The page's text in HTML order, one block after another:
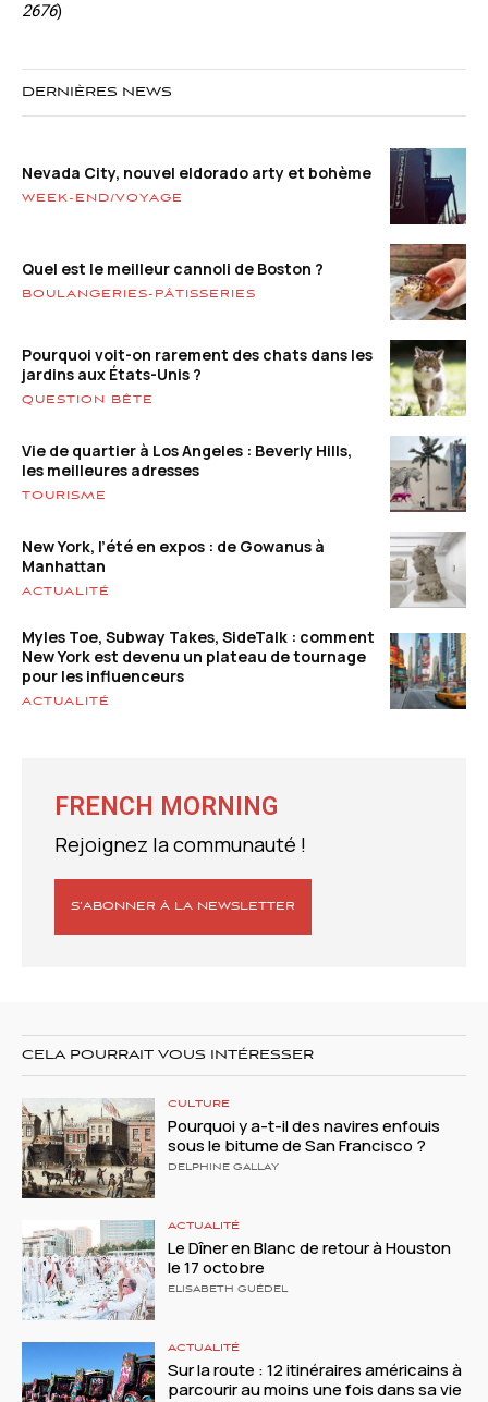
2676)
DERNIÈRES NEWS
Nevada City, nouvel eldorado arty et bohème
WEEK-END/VOYAGE
Quel est le meilleur cannoli de Boston ?
BOULANGERIES-PÂTISSERIES
Pourquoi voit-on rarement des chats dans les
jardins aux États-Unis ?
QUESTION BÊTE
Vie de quartier à Los Angeles : Beverly Hills,
les meilleures adresses
TOURISME
New York, l’été en expos : de Gowanus à
Manhattan
ACTUALITÉ
Myles Toe, Subway Takes, SideTalk : comment
New York est devenu un plateau de tournage
pour les influenceurs
ACTUALITÉ
FRENCH MORNING
Rejoignez la communauté !
S’ABONNER À LA NEWSLETTER
CELA POURRAIT VOUS INTÉRESSER
CULTURE
Pourquoi y a-t-il des navires enfouis
sous le bitume de San Francisco ?
DELPHINE GALLAY
ACTUALITÉ
Le Dîner en Blanc de retour à Houston
le 17 octobre
ELISABETH GUÉDEL
ACTUALITÉ
Sur la route : 12 itinéraires américains à
parcourir au moins une fois dans sa vie